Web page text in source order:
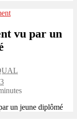
vu par un
un jeune diplômé